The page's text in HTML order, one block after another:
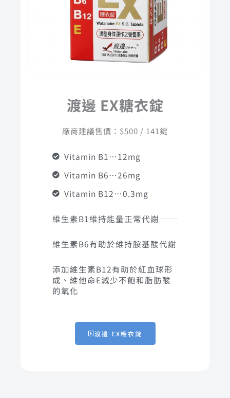
渡邊 EX糖衣錠
廠商建議售價：$500 / 141錠
Vitamin B1…12mg
Vitamin B6…26mg
Vitamin B12…0.3mg
維生素B1維持能量正常代謝
維生素B6有助於維持胺基酸代謝
添加維生素B12有助於紅血球形
成、維他命E減少不飽和脂肪酸
的氧化
渡邊 EX糖衣錠